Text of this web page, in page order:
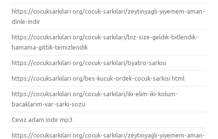
https://cocuksarkilari org/cocuk-sarkilari/zeytinyagli-yiyemem-aman-
dinle-indir
https://cocuksarkilari org/cocuk-sarkilari/biz-size-geldik-bitlendik-
hamama-gittik-temizlendik
https://cocuksarkilari org/cocuk-sarkilari/tiyatro-sarkisi
https://cocuksarkilari org/bes-kucuk-ordek-cocuk-sarkisi html
https://cocuksarkilari org/cocuk-sarkilari/iki-elim-iki-kolum-
bacaklarim-var-sarki-sozu
Cevız adam ındır mp3
https://cocuksarkilari org/cocuk-sarkilari/zeytinyagli-yiyemem-aman-